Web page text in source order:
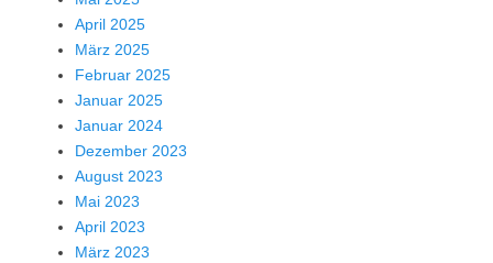
April 2025
März 2025
Februar 2025
Januar 2025
Januar 2024
Dezember 2023
August 2023
Mai 2023
April 2023
März 2023